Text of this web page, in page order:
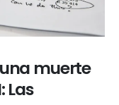
muerte
Las